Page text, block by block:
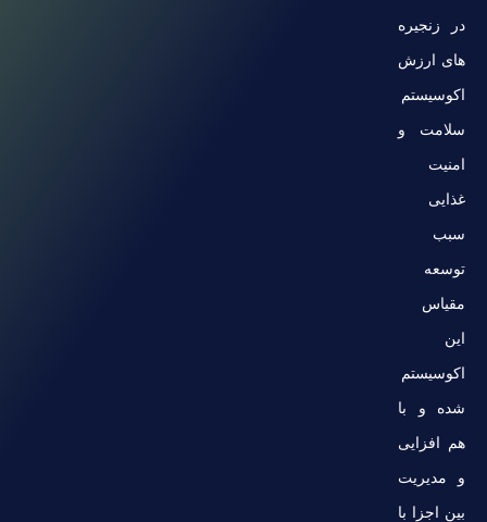
در زنجیره
های ارزش
اکوسیستم
سلامت و
امنیت
غذایی
سبب
توسعه
مقیاس
این
اکوسیستم
شده و با
هم افزایی
و مدیریت
بین اجزا با